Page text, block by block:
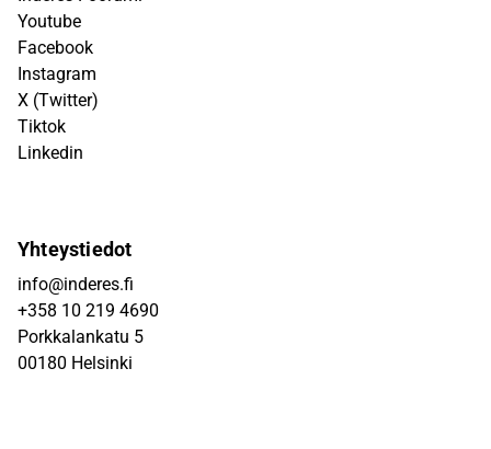
Youtube
Facebook
Instagram
X (Twitter)
Tiktok
Linkedin
Yhteystiedot
info@inderes.fi
+358 10 219 4690
Porkkalankatu 5
00180 Helsinki